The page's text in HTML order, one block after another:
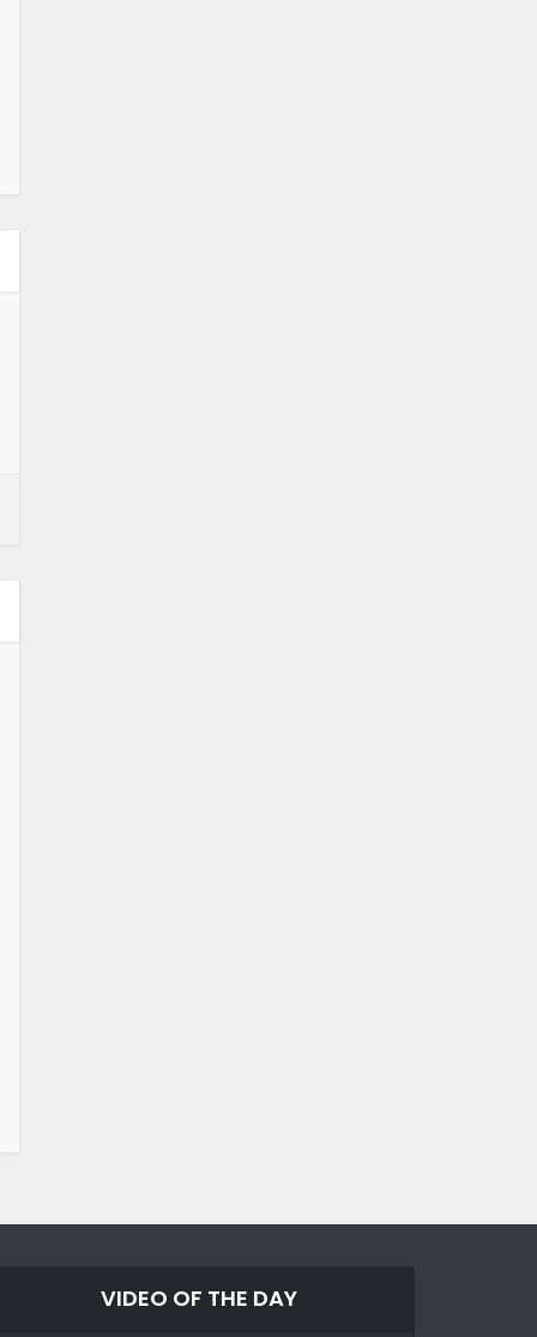
VIDEO OF THE DAY